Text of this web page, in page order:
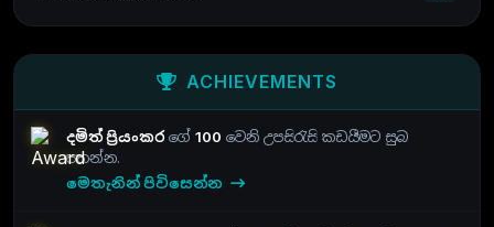
ACHIEVEMENTS
දමිත් ප්‍රියංකරගේ 100 වෙනි උපසිරැසි කඩයීමට සුබ
පතන්න.
මෙතැනින් පිවිසෙන්න